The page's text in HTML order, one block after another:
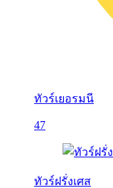
ทัวร์เยอรมนี
47
ทัวร์ฝรั่งเศส